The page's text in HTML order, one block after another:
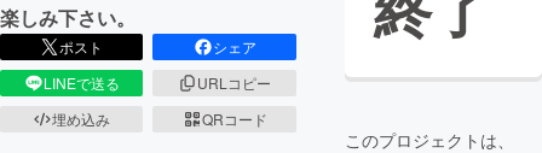
楽しみ下さい。
ポスト
シェア
LINEで送る
URLコピー
埋め込み
QRコード
このプロジェクトは、